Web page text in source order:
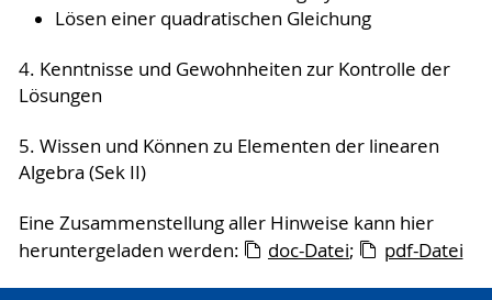
Lösen einer quadratischen Gleichung
4. Kenntnisse und Gewohnheiten zur Kontrolle der
Lösungen
5. Wissen und Können zu Elementen der linearen
Algebra (Sek II)
Eine Zusammenstellung aller Hinweise kann hier
heruntergeladen werden:
doc-Datei; pdf-Datei